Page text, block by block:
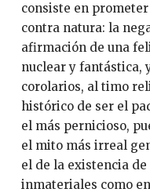
consiste en
contra natura: la
afirmación de una
nuclear y fantástica,
corolarios, al timo
histórico de ser el
el más pernicioso,
el mito más irreal
el de la existencia
inmateriales como